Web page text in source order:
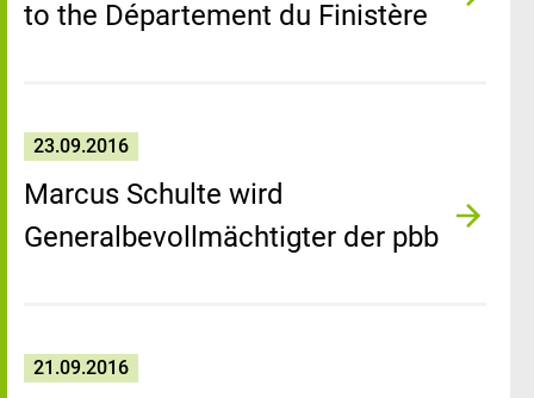
to the Département du Finistère
23.09.2016
Marcus Schulte wird
Generalbevollmächtigter der pbb
21.09.2016